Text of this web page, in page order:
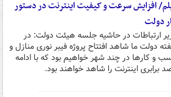
افزایش سرعت و کیفیت اینترنت در دستور
دولت
ارتباطات در حاشیه جلسه هیئت دولت: در
دولت ما شاهد افتتاح پروژه فیبر نوری منازل و
و کارها در چند شهر خواهیم بود که با ادامه
اینترنت را شاهد خواهند بود.